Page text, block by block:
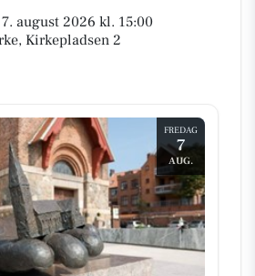
august 2026 kl. 15:00
Kirkepladsen 2
FREDAG
7
AUG.